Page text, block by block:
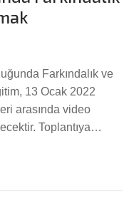
Farkındalık ve
13 Ocak 2022
arasında video
Toplantıya…